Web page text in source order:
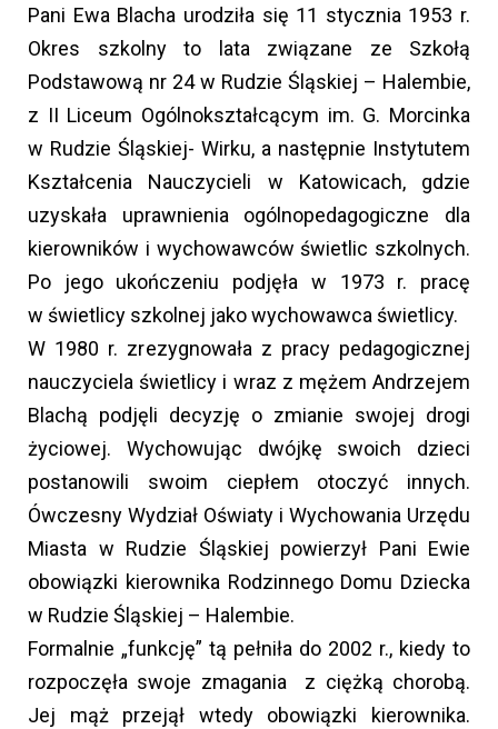
Pani Ewa Blacha urodziła się 11 stycznia 1953 r.
Okres szkolny to lata związane ze Szkołą
Podstawową nr 24 w Rudzie Śląskiej – Halembie,
z II Liceum Ogólnokształcącym im. G. Morcinka
w Rudzie Śląskiej- Wirku, a następnie Instytutem
Kształcenia Nauczycieli w Katowicach, gdzie
uzyskała uprawnienia ogólnopedagogiczne dla
kierowników i wychowawców świetlic szkolnych.
Po jego ukończeniu podjęła w 1973 r. pracę
w świetlicy szkolnej jako wychowawca świetlicy.
W 1980 r. zrezygnowała z pracy pedagogicznej
nauczyciela świetlicy i wraz z mężem Andrzejem
Blachą podjęli decyzję o zmianie swojej drogi
życiowej. Wychowując dwójkę swoich dzieci
postanowili swoim ciepłem otoczyć innych.
Ówczesny Wydział Oświaty i Wychowania Urzędu
Miasta w Rudzie Śląskiej powierzył Pani Ewie
obowiązki kierownika Rodzinnego Domu Dziecka
w Rudzie Śląskiej – Halembie.
Formalnie „funkcję” tą pełniła do 2002 r., kiedy to
rozpoczęła swoje zmagania z ciężką chorobą.
Jej mąż przejął wtedy obowiązki kierownika.